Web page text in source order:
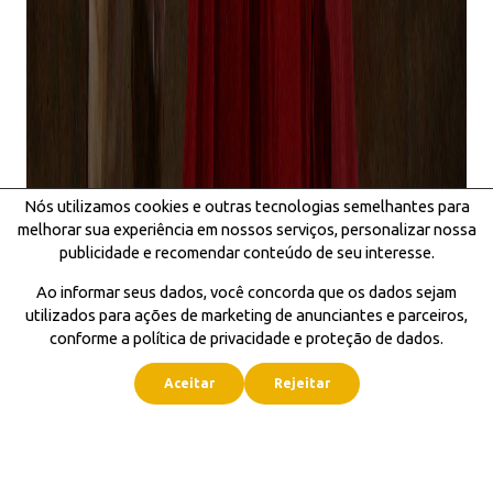
Nós utilizamos cookies e outras tecnologias semelhantes para
melhorar sua experiência em nossos serviços, personalizar nossa
publicidade e recomendar conteúdo de seu interesse.
Ao informar seus dados, você concorda que os dados sejam
utilizados para ações de marketing de anunciantes e parceiros,
conforme a política de privacidade e proteção de dados.
Aceitar Rejeitar